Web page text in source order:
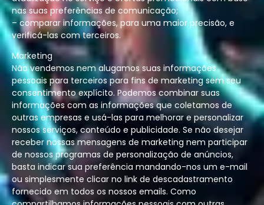
nas suas preferências de comunicação;
– comparar informações, para uma maior precisão, e
verificá-las com terceiros.
Marketing
Não vendemos nem alugamos suas informações
pessoais para terceiros para fins de marketing sem seu
consentimento explícito. Podemos combinar suas
informações com as informações que coletamos de
outras empresas e usá-las para melhorar e personalizar
nossos serviços, conteúdo e publicidade. Se não desejar
receber nossas mensagens de marketing nem participar
de nossos programas de personalização de anúncios,
basta indicar sua preferência mandando-nos um e-mail
ou simplesmente clicar no link de descadastramento
fornecido em todos os nossos emails. Como